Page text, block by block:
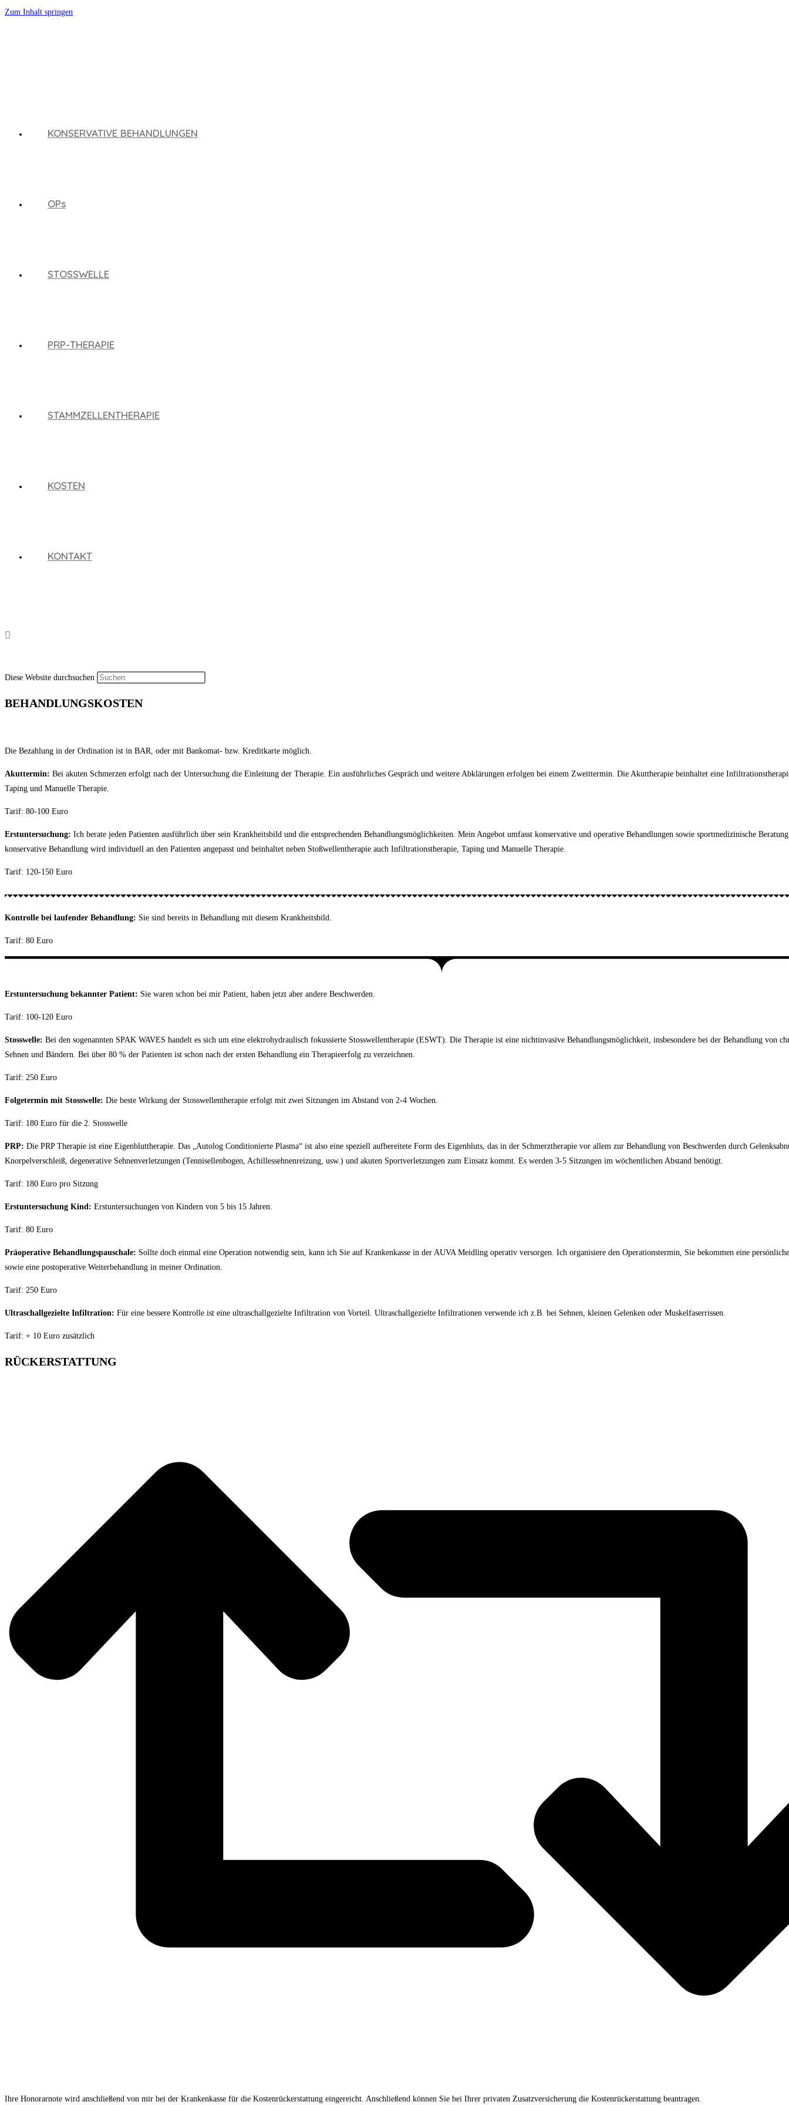
Zum Inhalt springen
KONSERVATIVE BEHANDLUNGEN
OPs
STOSSWELLE
PRP-THERAPIE
STAMMZELLENTHERAPIE
KOSTEN
KONTAKT
Diese Website durchsuchen
BEHANDLUNGSKOSTEN
Die Bezahlung in der Ordination ist in BAR, oder mit Bankomat- bzw. Kreditkarte möglich.
Akuttermin: Bei akuten Schmerzen erfolgt nach der Untersuchung die Einleitung der Therapie. Ein ausführliches Gespräch und weitere Abklärungen erfolgen bei einem Zweittermin. Die Akuttherapie beinhaltet eine
Taping und Manuelle Therapie.
Tarif: 80-100 Euro
Erstuntersuchung: Ich berate jeden Patienten ausführlich über sein Krankheitsbild und die entsprechenden Behandlungsmöglichkeiten. Mein Angebot umfasst konservative und operative Behandlungen sowie sportmedizinische
konservative Behandlung wird individuell an den Patienten angepasst und beinhaltet neben Stoßwellentherapie auch Infiltrationstherapie, Taping und Manuelle Therapie.
Tarif: 120-150 Euro
Kontrolle bei laufender Behandlung: Sie sind bereits in Behandlung mit diesem Krankheitsbild.
Tarif: 80 Euro
Erstuntersuchung bekannter Patient: Sie waren schon bei mir Patient, haben jetzt aber andere Beschwerden.
Tarif: 100-120 Euro
Stosswelle: Bei den sogenannten SPAK WAVES handelt es sich um eine elektrohydraulisch fokussierte Stosswellentherapie (ESWT). Die Therapie ist eine nichtinvasive Behandlungsmöglichkeit, insbesondere bei der Behandlung von
Sehnen und Bändern. Bei über 80 % der Patienten ist schon nach der ersten Behandlung ein Therapieerfolg zu verzeichnen.
Tarif: 250 Euro
Folgetermin mit Stosswelle: Die beste Wirkung der Stosswellentherapie erfolgt mit zwei Sitzungen im Abstand von 2-4 Wochen.
Tarif: 180 Euro für die 2. Stosswelle
PRP: Die PRP Therapie ist eine Eigenbluttherapie. Das „Autolog Conditionierte Plasma“ ist also eine speziell aufbereitete Form des Eigenbluts, das in der Schmerztherapie vor allem zur Behandlung von Beschwerden durch
Knorpelverschleiß, degenerative Sehnenverletzungen (Tennisellenbogen, Achillessehnenreizung, usw.) und akuten Sportverletzungen zum Einsatz kommt. Es werden 3-5 Sitzungen im wöchentlichen Abstand benötigt.
Tarif: 180 Euro pro Sitzung
Erstuntersuchung Kind: Erstuntersuchungen von Kindern von 5 bis 15 Jahren.
Tarif: 80 Euro
Präoperative Behandlungspauschale: Sollte doch einmal eine Operation notwendig sein, kann ich Sie auf Krankenkasse in der AUVA Meidling operativ versorgen. Ich organisiere den Operationstermin, Sie bekommen eine
sowie eine postoperative Weiterbehandlung in meiner Ordination.
Tarif: 250 Euro
Ultraschallgezielte Infiltration: Für eine bessere Kontrolle ist eine ultraschallgezielte Infiltration von Vorteil. Ultraschallgezielte Infiltrationen verwende ich z.B. bei Sehnen, kleinen Gelenken oder Muskelfaserrissen.
Tarif: + 10 Euro zusätzlich
RÜCKERSTATTUNG
Ihre Honorarnote wird anschließend von mir bei der Krankenkasse für die Kostenrückerstattung eingereicht. Anschließend können Sie bei Ihrer privaten Zusatzversicherung die Kostenrückerstattung beantragen.